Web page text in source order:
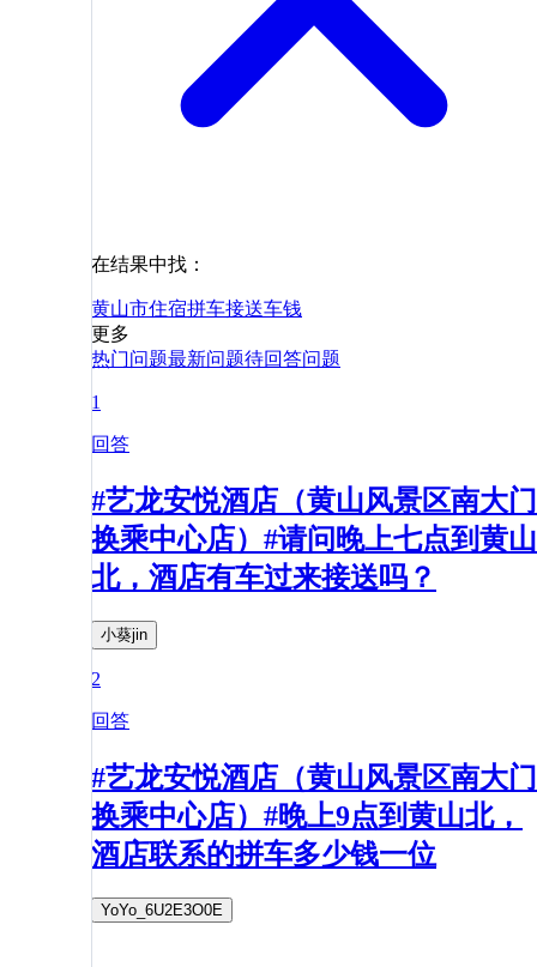
在结果中找：
黄山市住宿拼车接送车钱
更多
热门问题最新问题待回答问题
1
回答
#艺龙安悦酒店（黄山风景区南大门
换乘中心店）#请问晚上七点到黄山
北，酒店有车过来接送吗？
小葵jin
2
回答
#艺龙安悦酒店（黄山风景区南大门
换乘中心店）#晚上9点到黄山北，
酒店联系的拼车多少钱一位
YoYo_6U2E3O0E